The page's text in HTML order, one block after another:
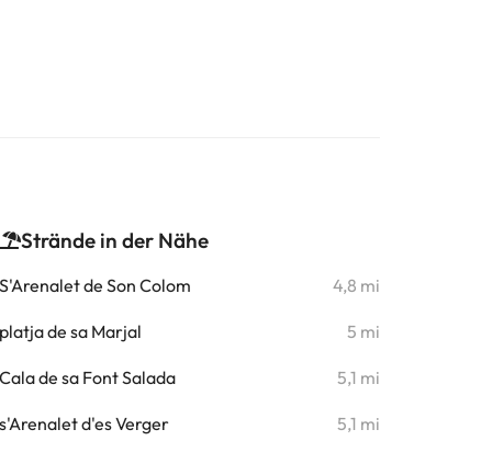
Strände in der Nähe
S'Arenalet de Son Colom 4,8 mi
platja de sa Marjal 5 mi
Cala de sa Font Salada 5,1 mi
s'Arenalet d'es Verger 5,1 mi